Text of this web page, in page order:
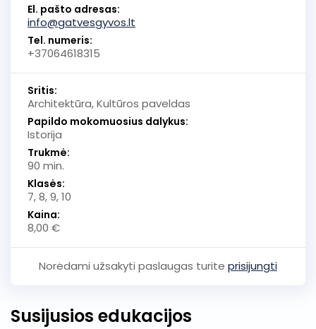
El. pašto adresas:
info@gatvesgyvos.lt
Tel. numeris:
+37064618315
Sritis:
Architektūra, Kultūros paveldas
Papildo mokomuosius dalykus:
Istorija
Trukmė:
90 min.
Klasės:
7, 8, 9, 10
Kaina:
8,00 €
Norėdami užsakyti paslaugas turite prisijungti
Susijusios edukacijos